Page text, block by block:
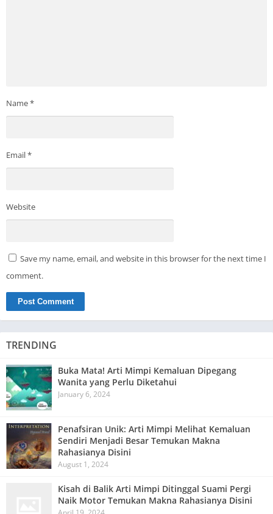
Name*
Email*
Website
Save my name, email, and website in this browser for the next time I
comment.
TRENDING
Buka Mata! Arti Mimpi Kemaluan Dipegang
Wanita yang Perlu Diketahui
January 6, 2024
Penafsiran Unik: Arti Mimpi Melihat Kemaluan
Sendiri Menjadi Besar Temukan Makna
Rahasianya Disini
August 1, 2024
Kisah di Balik Arti Mimpi Ditinggal Suami Pergi
Naik Motor Temukan Makna Rahasianya Disini